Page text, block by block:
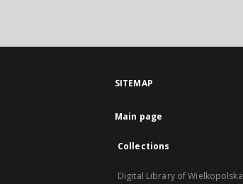
SITEMAP
Main page
Collections
Digital Library of Wielkopolska